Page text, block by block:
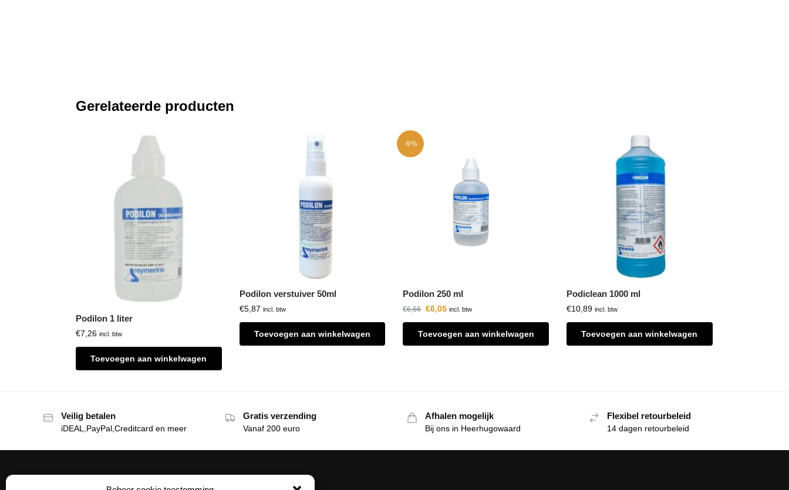
Gerelateerde producten
Podilon 1 liter
€7,26 incl. btw
Toevoegen aan winkelwagen
Podilon verstuiver 50ml
€5,87 incl. btw
Toevoegen aan winkelwagen
-9%
Podilon 250 ml
€6,66 €6,05 incl. btw
Toevoegen aan winkelwagen
Podiclean 1000 ml
€10,89 incl. btw
Toevoegen aan winkelwagen
Veilig betalen
iDEAL,PayPal,Creditcard en meer
Gratis verzending
Vanaf 200 euro
Afhalen mogelijk
Bij ons in Heerhugowaard
Flexibel retourbeleid
14 dagen retourbeleid